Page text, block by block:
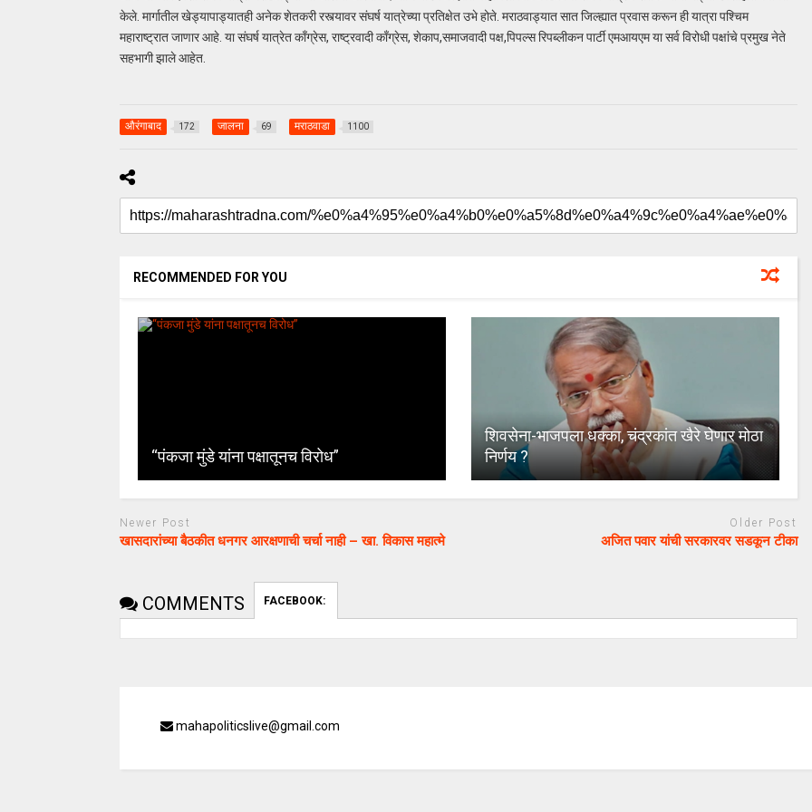
केले. मार्गातील खेड्यापाड्यातही अनेक शेतकरी रस्त्यावर संघर्ष यात्रेच्या प्रतिक्षेत उभे होते. मराठवाड्यात सात जिल्ह्यात प्रवास करून ही यात्रा पश्चिम
महाराष्ट्रात जाणार आहे. या संघर्ष यात्रेत काँग्रेस, राष्ट्रवादी काँग्रेस, शेकाप,समाजवादी पक्ष,पिपल्स रिपब्लीकन पार्टी एमआयएम या सर्व विरोधी पक्षांचे प्रमुख नेते
सहभागी झाले आहेत.
औरंगाबाद 172 जालना 69 मराठवाडा 1100
RECOMMENDED FOR YOU
“पंकजा मुंडे यांना पक्षातूनच विरोध”
शिवसेना-भाजपला धक्का, चंद्रकांत खैरे घेणार मोठा
निर्णय ?
Newer Post
खासदारांच्या बैठकीत धनगर आरक्षणाची चर्चा नाही – खा. विकास महात्मे
Older Post
अजित पवार यांची सरकारवर सडकून टीका
COMMENTS FACEBOOK:
April 12, 2024
मराठा आरक्षणाचा लढा उभा
मराठा आरक्षणाचा लढा उभा
केल्यानंतर आता मनोज जारांगे-पाटील
या समाजाच्या आरक्षणासाठी लढणार
mahapoliticslive@gmail.com